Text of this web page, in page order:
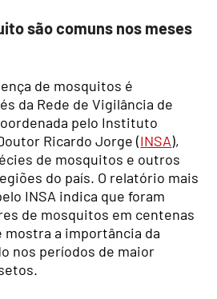
são comuns nos meses
de mosquitos é
da Rede de Vigilância de
pelo Instituto
Ricardo Jorge (INSA),
de mosquitos e outros
do país. O relatório mais
INSA indica que foram
de mosquitos em centenas
mostra a importância da
nos períodos de maior